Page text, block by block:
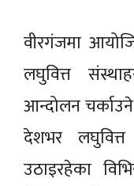
वीरगंजमा
लघुवित्त
आन्दोलन
देशभर
उठाइरहेका